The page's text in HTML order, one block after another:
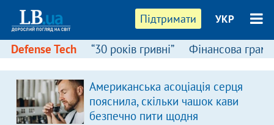
Підтримати УКР
Defense Tech “30 років гривні” Фінансова
Американська асоціація серця
пояснила, скільки чашок кави
безпечно пити щодня